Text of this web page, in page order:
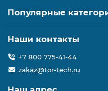
Популярные
Наши контакты
+7 800 775-41-44
zakaz@tor-tech.ru